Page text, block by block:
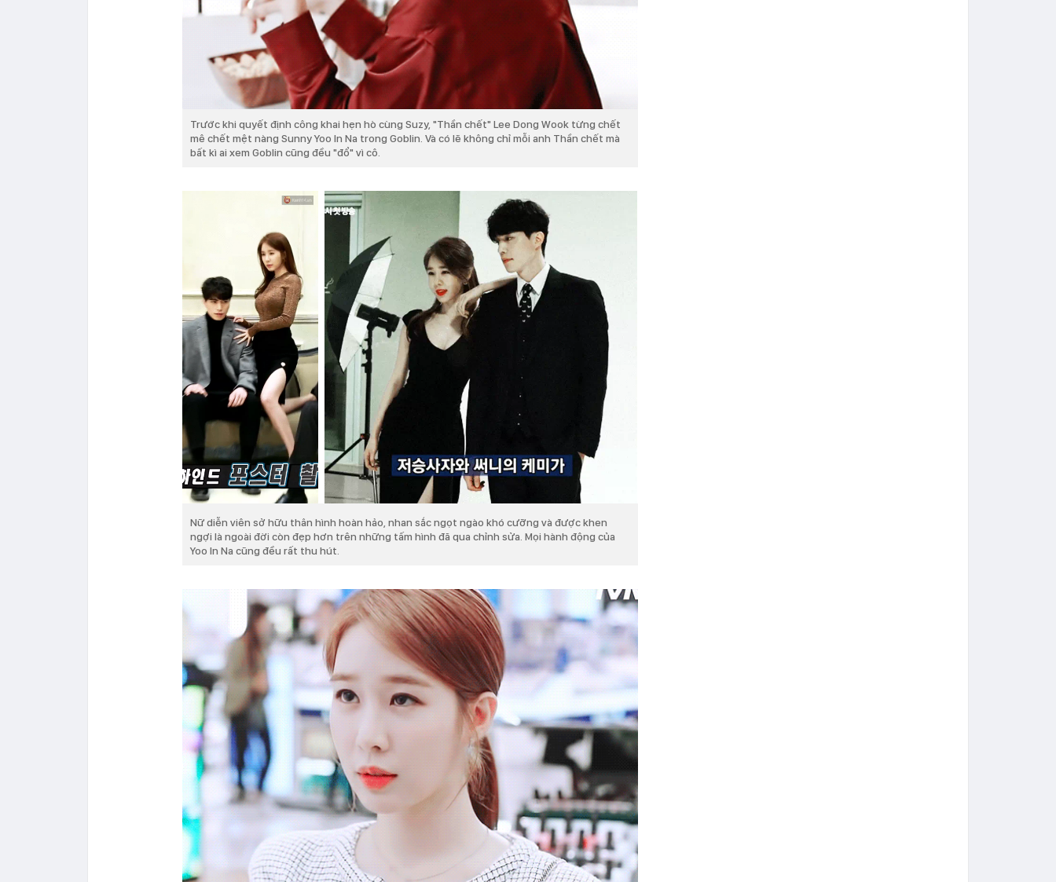
Trước khi quyết định công khai hẹn hò cùng Suzy, "Thần chết" Lee Dong Wook từng chết
mê chết mệt nàng Sunny Yoo In Na trong Goblin. Và có lẽ không chỉ mỗi anh Thần chết mà
bất kì ai xem Goblin cũng đều "đổ" vì cô.
Nữ diễn viên sở hữu thân hình hoàn hảo, nhan sắc ngọt ngào khó cưỡng và được khen
ngợi là ngoài đời còn đẹp hơn trên những tấm hình đã qua chỉnh sửa. Mọi hành động của
Yoo In Na cũng đều rất thu hút.